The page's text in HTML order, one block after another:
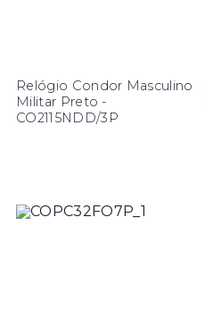
Relógio Condor Masculino
Militar Preto -
CO2115NDD/3P